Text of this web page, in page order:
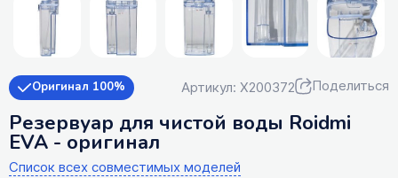
Оригинал 100% Артикул: X200372 Поделиться
Резервуар для чистой воды Roidmi
EVA - оригинал
Список всех совместимых моделей